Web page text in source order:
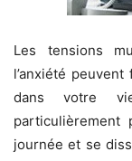
Les tensions
l’anxiété
dans votre
journée et se